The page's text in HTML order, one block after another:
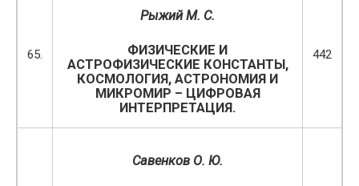
65.
Рыжий М. С.
ФИЗИЧЕСКИЕ И
АСТРОФИЗИЧЕСКИЕ КОНСТАНТЫ,
КОСМОЛОГИЯ, АСТРОНОМИЯ И
МИКРОМИР – ЦИФРОВАЯ
ИНТЕРПРЕТАЦИЯ.
442
Савенков О. Ю.